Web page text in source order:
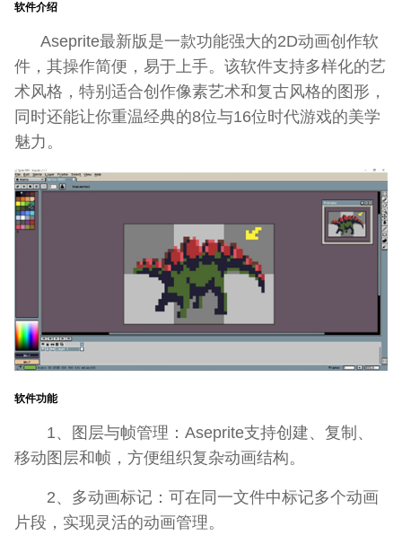
软件介绍
Aseprite最新版是一款功能强大的2D动画创作软
件，其操作简便，易于上手。该软件支持多样化的艺
术风格，特别适合创作像素艺术和复古风格的图形，
同时还能让你重温经典的8位与16位时代游戏的美学
魅力。
软件功能
1、图层与帧管理：Aseprite支持创建、复制、
移动图层和帧，方便组织复杂动画结构。
2、多动画标记：可在同一文件中标记多个动画
片段，实现灵活的动画管理。